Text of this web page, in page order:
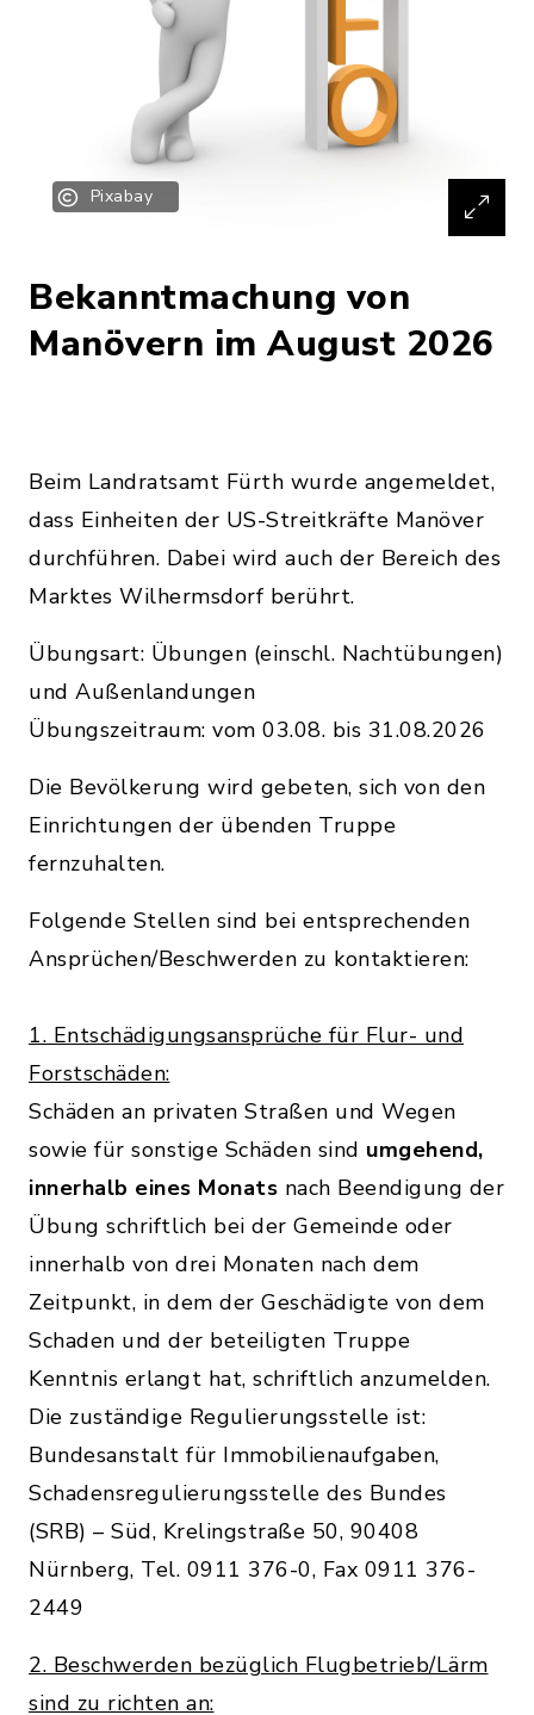
Pixabay
Bekanntmachung von
Manövern im August 2026
Beim Landratsamt Fürth wurde angemeldet,
dass Einheiten der US-Streitkräfte Manöver
durchführen. Dabei wird auch der Bereich des
Marktes Wilhermsdorf berührt.
Übungsart: Übungen (einschl. Nachtübungen)
und Außenlandungen
Übungszeitraum: vom 03.08. bis 31.08.2026
Die Bevölkerung wird gebeten, sich von den
Einrichtungen der übenden Truppe
fernzuhalten.
Folgende Stellen sind bei entsprechenden
Ansprüchen/Beschwerden zu kontaktieren:
1. Entschädigungsansprüche für Flur- und
Forstschäden:
Schäden an privaten Straßen und Wegen
sowie für sonstige Schäden sind umgehend,
innerhalb eines Monats nach Beendigung der
Übung schriftlich bei der Gemeinde oder
innerhalb von drei Monaten nach dem
Zeitpunkt, in dem der Geschädigte von dem
Schaden und der beteiligten Truppe
Kenntnis erlangt hat, schriftlich anzumelden.
Die zuständige Regulierungsstelle ist:
Bundesanstalt für Immobilienaufgaben,
Schadensregulierungsstelle des Bundes
(SRB) – Süd, Krelingstraße 50, 90408
Nürnberg, Tel. 0911 376-0, Fax 0911 376-
2449
2. Beschwerden bezüglich Flugbetrieb/Lärm
sind zu richten an: